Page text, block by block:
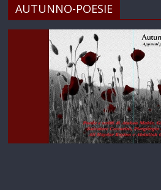
AUTUNNO-POESIE